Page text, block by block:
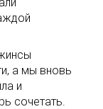
а мы вновь
и
сочетать.